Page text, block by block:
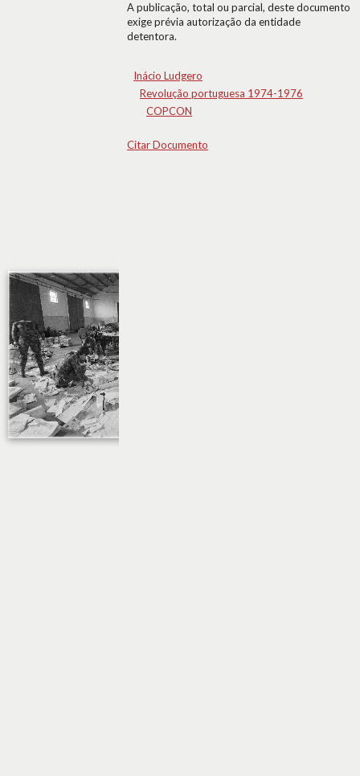
A publicação, total ou parcial, deste documento
exige prévia autorização da entidade
detentora.
Inácio Ludgero
Revolução portuguesa 1974-1976
COPCON
Citar Documento